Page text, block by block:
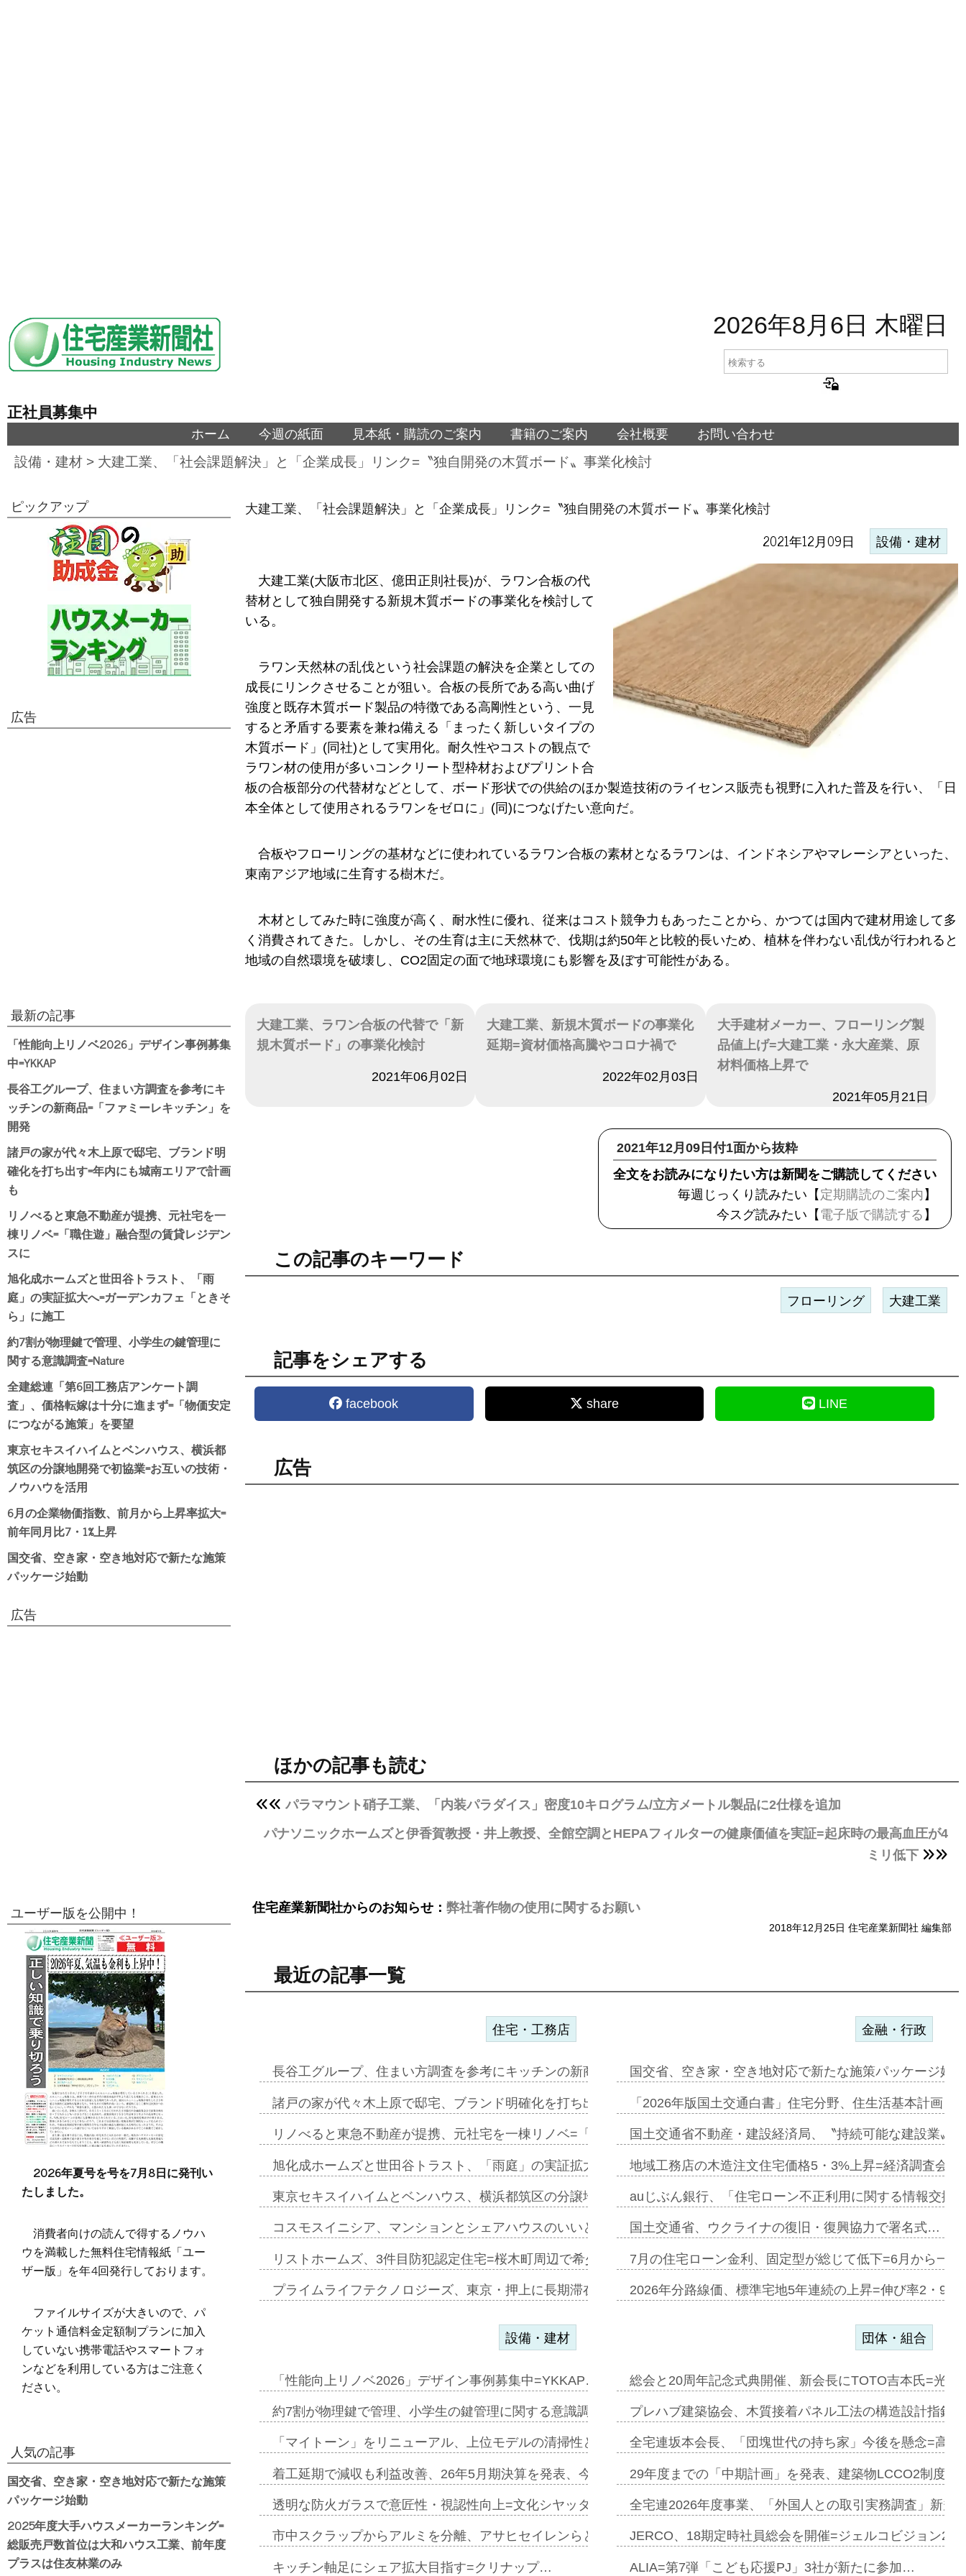
2026年8月6日 木曜日
正社員募集中
ホーム 今週の紙面 見本紙・購読のご案内 書籍のご案内 会社概要 お問い合わせ
設備・建材 > 大建工業、「社会課題解決」と「企業成長」リンク=〝独自開発の木質ボード〟事業化検討
大建工業、「社会課題解決」と「企業成長」リンク=〝独自開発の木質ボード〟事業化検討
2021年12月09日 設備・建材
大建工業(大阪市北区、億田正則社長)が、ラワン合板の代
替材として独自開発する新規木質ボードの事業化を検討して
いる。
ラワン天然林の乱伐という社会課題の解決を企業としての
成長にリンクさせることが狙い。合板の長所である高い曲げ
強度と既存木質ボード製品の特徴である高剛性という、一見
すると矛盾する要素を兼ね備える「まったく新しいタイプの
木質ボード」(同社)として実用化。耐久性やコストの観点で
ラワン材の使用が多いコンクリート型枠材およびプリント合
板の合板部分の代替材などとして、ボード形状での供給のほか製造技術のライセンス販売も視野に入れた普及を行い、「日
本全体として使用されるラワンをゼロに」(同)につなげたい意向だ。
合板やフローリングの基材などに使われているラワン合板の素材となるラワンは、インドネシアやマレーシアといった、
東南アジア地域に生育する樹木だ。
木材としてみた時に強度が高く、耐水性に優れ、従来はコスト競争力もあったことから、かつては国内で建材用途して多
く消費されてきた。しかし、その生育は主に天然林で、伐期は約50年と比較的長いため、植林を伴わない乱伐が行われると
地域の自然環境を破壊し、CO2固定の面で地球環境にも影響を及ぼす可能性がある。
大建工業、ラワン合板の代替で「新
規木質ボード」の事業化検討
2021年06月02日
大建工業、新規木質ボードの事業化
延期=資材価格高騰やコロナ禍で
2022年02月03日
大手建材メーカー、フローリング製
品値上げ=大建工業・永大産業、原
材料価格上昇で
2021年05月21日
2021年12月09日付1面から抜粋
全文をお読みになりたい方は新聞をご購読してください
毎週じっくり読みたい【 定期購読のご案内 】
今スグ読みたい【 電子版で購読する 】
この記事のキーワード
フローリング 大建工業
記事をシェアする
facebook share LINE
広告
ほかの記事も読む
パラマウント硝子工業、「内装パラダイス」密度10キログラム/立方メートル製品に2仕様を追加
パナソニックホームズと伊香賀教授・井上教授、全館空調とHEPAフィルターの健康価値を実証=起床時の最高血圧が4
ミリ低下
住宅産業新聞社からのお知らせ： 弊社著作物の使用に関するお願い
2018年12月25日 住宅産業新聞社 編集部
最近の記事一覧
住宅・工務店
長谷工グループ、住まい方調査を参考にキッチンの新商品=「ファミーレキ…
諸戸の家が代々木上原で邸宅、ブランド明確化を打ち出す=年内にも城南エ…
リノべると東急不動産が提携、元社宅を一棟リノベ=「職住遊」融合型の賃…
旭化成ホームズと世田谷トラスト、「雨庭」の実証拡大へ=ガーデンカフェ…
東京セキスイハイムとベンハウス、横浜都筑区の分譲地開発で初協業=お互…
コスモスイニシア、マンションとシェアハウスのいいとこどりのコリビング…
リストホームズ、3件目防犯認定住宅=桜木町周辺で希少価値のある2階建…
プライムライフテクノロジーズ、東京・押上に長期滞在型ホテル第1弾が開…
金融・行政
国交省、空き家・空き地対応で新たな施策パッケージ始
「2026年版国土交通白書」住宅分野、住生活基本計画
国土交通省不動産・建設経済局、〝持続可能な建設業〟
地域工務店の木造注文住宅価格5・3%上昇=経済調査会
auじぶん銀行、「住宅ローン不正利用に関する情報交換
国土交通省、ウクライナの復旧・復興協力で署名式…
7月の住宅ローン金利、固定型が総じて低下=6月から一
2026年分路線価、標準宅地5年連続の上昇=伸び率2・
設備・建材
「性能向上リノベ2026」デザイン事例募集中=YKKAP…
約7割が物理鍵で管理、小学生の鍵管理に関する意識調査=Nature…
「マイトーン」をリニューアル、上位モデルの清掃性と安全性追加=リンナ…
着工延期で減収も利益改善、26年5月期決算を発表、今期は増収見込む=…
透明な防火ガラスで意匠性・視認性向上=文化シヤッター…
市中スクラップからアルミを分離、アサヒセイレンらと協働開発開始=三協…
キッチン軸足にシェア拡大目指す=クリナップ…
団体・組合
総会と20周年記念式典開催、新会長にTOTO吉本氏=光
プレハブ建築協会、木質接着パネル工法の構造設計指針
全宅連坂本会長、「団塊世代の持ち家」今後を懸念=高
29年度までの「中期計画」を発表、建築物LCCO2制度
全宅連2026年度事業、「外国人との取引実務調査」新規
JERCO、18期定時社員総会を開催=ジェルコビジョン
ALIA=第7弾「こども応援PJ」3社が新たに参加…
ピックアップ
広告
最新の記事
「性能向上リノベ2026」デザイン事例募集
中=YKKAP
長谷工グループ、住まい方調査を参考にキ
ッチンの新商品=「ファミーレキッチン」を
開発
諸戸の家が代々木上原で邸宅、ブランド明
確化を打ち出す=年内にも城南エリアで計画
も
リノべると東急不動産が提携、元社宅を一
棟リノベ=「職住遊」融合型の賃貸レジデン
スに
旭化成ホームズと世田谷トラスト、「雨
庭」の実証拡大へ=ガーデンカフェ「ときそ
ら」に施工
約7割が物理鍵で管理、小学生の鍵管理に
関する意識調査=Nature
全建総連「第6回工務店アンケート調
査」、価格転嫁は十分に進まず=「物価安定
につながる施策」を要望
東京セキスイハイムとベンハウス、横浜都
筑区の分譲地開発で初協業=お互いの技術・
ノウハウを活用
6月の企業物価指数、前月から上昇率拡大=
前年同月比7・1%上昇
国交省、空き家・空き地対応で新たな施策
パッケージ始動
広告
ユーザー版を公開中！
2026年夏号を号を7月8日に発刊い
たしました。
消費者向けの読んで得するノウハ
ウを満載した無料住宅情報紙「ユー
ザー版」を年4回発行しております。
ファイルサイズが大きいので、パ
ケット通信料金定額制プランに加入
していない携帯電話やスマートフォ
ンなどを利用している方はご注意く
ださい。
人気の記事
国交省、空き家・空き地対応で新たな施策
パッケージ始動
2025年度大手ハウスメーカーランキング=
総販売戸数首位は大和ハウス工業、前年度
プラスは住友林業のみ